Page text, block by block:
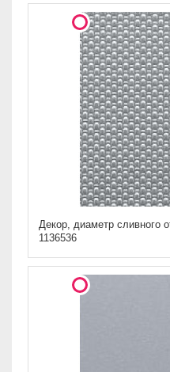
Декор, диаметр сливного
1136536